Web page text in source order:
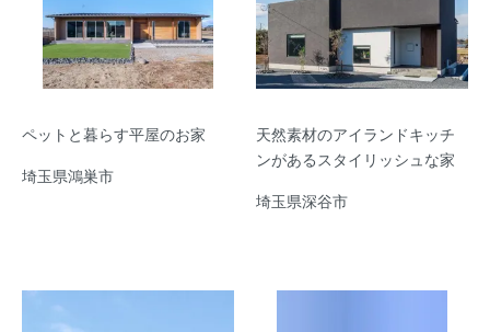
ペットと暮らす平屋のお家
埼玉県鴻巣市
天然素材のアイランドキッチ
ンがあるスタイリッシュな家
埼玉県深谷市